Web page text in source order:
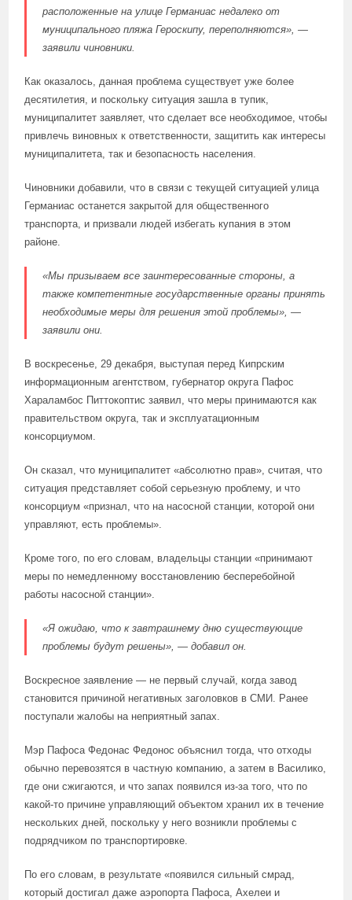
расположенные на улице Германиас недалеко от
муниципального пляжа Героскипу, переполняются», —
заявили чиновники.
Как оказалось, данная проблема существует уже более
десятилетия, и поскольку ситуация зашла в тупик,
муниципалитет заявляет, что сделает все необходимое, чтобы
привлечь виновных к ответственности, защитить как интересы
муниципалитета, так и безопасность населения.
Чиновники добавили, что в связи с текущей ситуацией улица
Германиас останется закрытой для общественного
транспорта, и призвали людей избегать купания в этом
районе.
«Мы призываем все заинтересованные стороны, а
также компетентные государственные органы принять
необходимые меры для решения этой проблемы», —
заявили они.
В воскресенье, 29 декабря, выступая перед Кипрским
информационным агентством, губернатор округа Пафос
Хараламбос Питтокоптис заявил, что меры принимаются как
правительством округа, так и эксплуатационным
консорциумом.
Он сказал, что муниципалитет «абсолютно прав», считая, что
ситуация представляет собой серьезную проблему, и что
консорциум «признал, что на насосной станции, которой они
управляют, есть проблемы».
Кроме того, по его словам, владельцы станции «принимают
меры по немедленному восстановлению бесперебойной
работы насосной станции».
«Я ожидаю, что к завтрашнему дню существующие
проблемы будут решены», — добавил он.
Воскресное заявление — не первый случай, когда завод
становится причиной негативных заголовков в СМИ. Ранее
поступали жалобы на неприятный запах.
Мэр Пафоса Федонас Федонос объяснил тогда, что отходы
обычно перевозятся в частную компанию, а затем в Василико,
где они сжигаются, и что запах появился из-за того, что по
какой-то причине управляющий объектом хранил их в течение
нескольких дней, поскольку у него возникли проблемы с
подрядчиком по транспортировке.
По его словам, в результате «появился сильный смрад,
который достигал даже аэропорта Пафоса, Ахелеи и